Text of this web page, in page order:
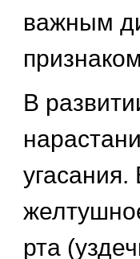
важным
В
рта